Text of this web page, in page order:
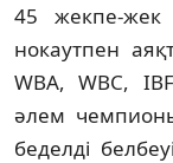
45 жекпе-
нокаутпен
WBA, WBC,
әлем
беделді